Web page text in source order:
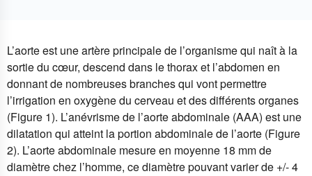
L’aorte est une artère principale de l’organisme qui naît à la
sortie du cœur, descend dans le thorax et l’abdomen en
donnant de nombreuses branches qui vont permettre
l’irrigation en oxygène du cerveau et des différents organes
(Figure 1). L’anévrisme de l’aorte abdominale (AAA) est une
dilatation qui atteint la portion abdominale de l’aorte (Figure
2). L’aorte abdominale mesure en moyenne 18 mm de
diamètre chez l’homme, ce diamètre pouvant varier de +/- 4